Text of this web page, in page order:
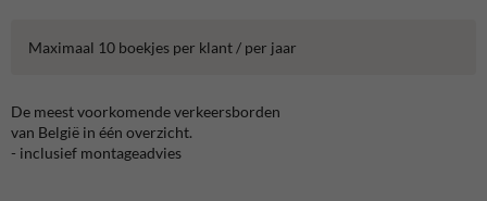
Maximaal 10 boekjes per klant / per jaar
De meest voorkomende verkeersborden
van België in één overzicht.
- inclusief montageadvies